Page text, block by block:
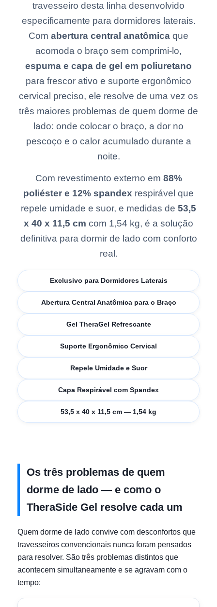
travesseiro desta linha desenvolvido
especificamente para dormidores laterais.
Com abertura central anatômica que
acomoda o braço sem comprimi-lo,
espuma e capa de gel em poliuretano
para frescor ativo e suporte ergonômico
cervical preciso, ele resolve de uma vez os
três maiores problemas de quem dorme de
lado: onde colocar o braço, a dor no
pescoço e o calor acumulado durante a
noite.
Com revestimento externo em 88%
poliéster e 12% spandex respirável que
repele umidade e suor, e medidas de 53,5
x 40 x 11,5 cm com 1,54 kg, é a solução
definitiva para dormir de lado com conforto
real.
Exclusivo para Dormidores Laterais
Abertura Central Anatômica para o Braço
Gel TheraGel Refrescante
Suporte Ergonômico Cervical
Repele Umidade e Suor
Capa Respirável com Spandex
53,5 x 40 x 11,5 cm — 1,54 kg
Os três problemas de quem
dorme de lado — e como o
TheraSide Gel resolve cada um
Quem dorme de lado convive com desconfortos que
travesseiros convencionais nunca foram pensados
para resolver. São três problemas distintos que
acontecem simultaneamente e se agravam com o
tempo: